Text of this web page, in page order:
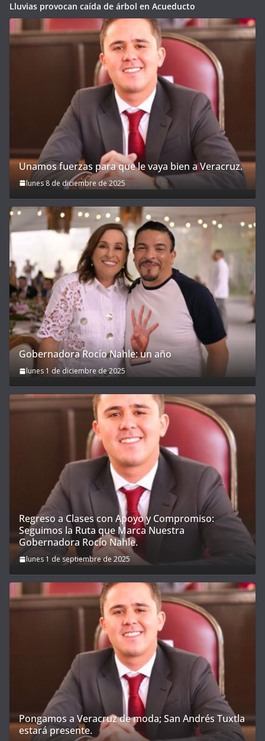
Lluvias provocan caída de árbol en Acueducto
Unamos fuerzas para que le vaya bien a Veracruz.
lunes 8 de diciembre de 2025
Gobernadora Rocío Nahle: un año
lunes 1 de diciembre de 2025
Regreso a Clases con Apoyo y Compromiso:
Seguimos la Ruta que Marca Nuestra
Gobernadora Rocío Nahle.
lunes 1 de septiembre de 2025
Pongamos a Veracruz de moda; San Andrés Tuxtla
estará presente.